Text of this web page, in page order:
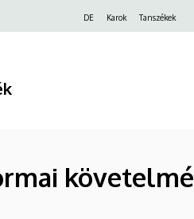
DE Karok Tanszékek